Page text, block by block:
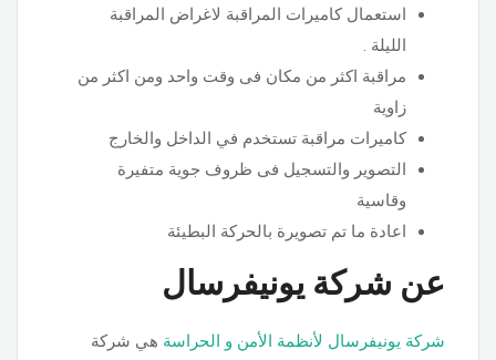
استعمال كاميرات المراقبة لاغراض المراقبة
الليلة .
مراقبة اكثر من مكان فى وقت واحد ومن اكثر من
زاوية
كاميرات مراقبة تستخدم في الداخل والخارج
التصوير والتسجيل فى ظروف جوية متفيرة
وقاسية
اعادة ما تم تصويرة بالحركة البطيئة
عن شركة يونيفرسال
شركة يونيفرسال لأنظمة الأمن و الحراسة هي شركة